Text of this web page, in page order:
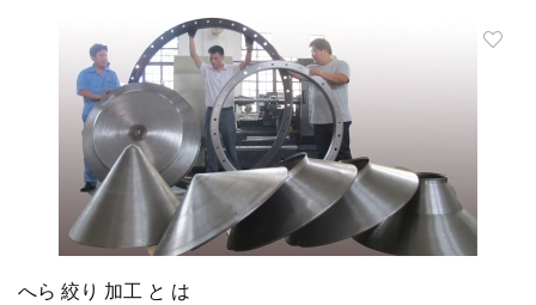
へら 絞り 加工 と は